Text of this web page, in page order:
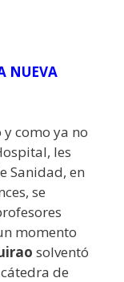
NUEVA
como ya no
les
Sanidad, en
se
momento
solventó
de